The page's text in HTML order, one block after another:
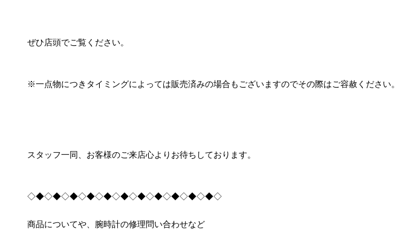
ぜひ店頭でご覧ください。
※一点物につきタイミングによっては販売済みの場合もございますのでその際はご容赦ください。
スタッフ一同、お客様のご来店心よりお待ちしております。
◇◆◇◆◇◆◇◆◇◆◇◆◇◆◇◆◇◆◇◆◇◆◇
商品についてや、腕時計の修理問い合わせなど